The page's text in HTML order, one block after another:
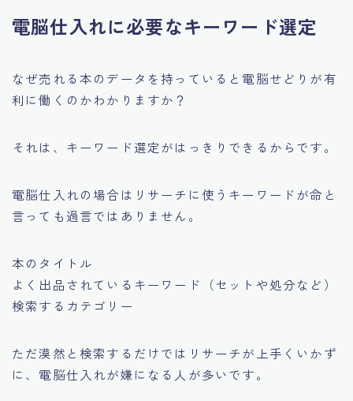
電脳仕入れに必要なキーワード選定
なぜ売れる本のデータを持っていると電脳せどりが有
利に働くのかわかりますか？
それは、キーワード選定がはっきりできるからです。
電脳仕入れの場合はリサーチに使うキーワードが命と
言っても過言ではありません。
本のタイトル
よく出品されているキーワード（セットや処分など）
検索するカテゴリー
ただ漠然と検索するだけではリサーチが上手くいかず
に、電脳仕入れが嫌になる人が多いです。